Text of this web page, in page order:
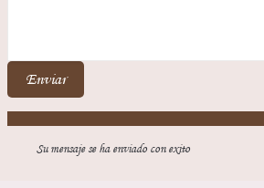
Enviar
Su mensaje se ha enviado con exito